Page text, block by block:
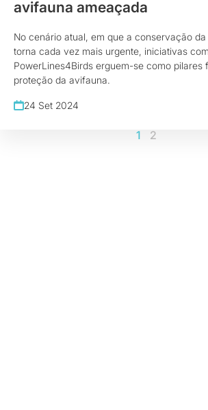
avifauna ameaçada
No cenário atual, em que a conservação
torna cada vez mais urgente, iniciativas
PowerLines4Birds erguem-se como pilares
proteção da avifauna.
24 Set 2024
1 2